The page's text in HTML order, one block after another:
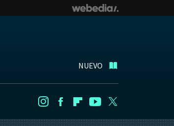
NUEVO
InstagramFacebookFlipboard
Youtube